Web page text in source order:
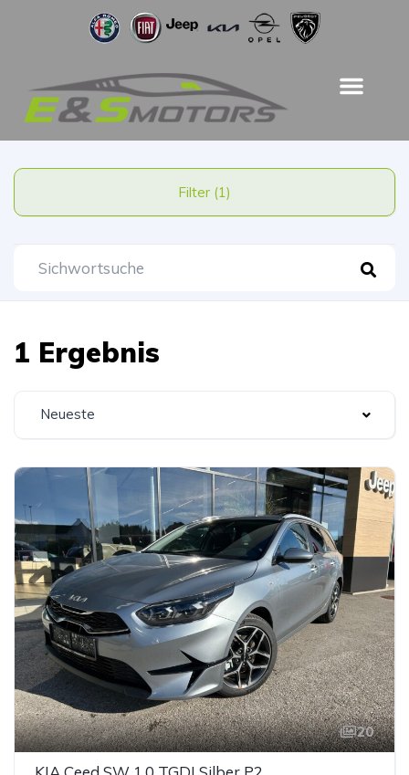
Filter (1)
1 Ergebnis
Neueste
20